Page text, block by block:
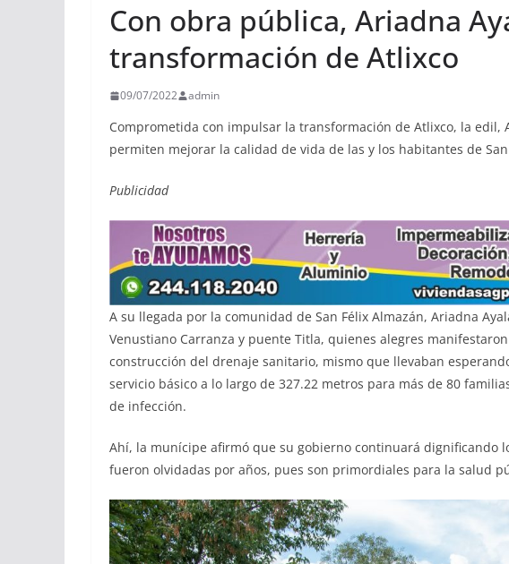
Con obra pública, Ariadna
transformación de Atlixco
09/07/2022 admin
Comprometida con impulsar la transformación de Atlixco, la edil,
permiten mejorar la calidad de vida de las y los habitantes de San
Publicidad
A su llegada por la comunidad de San Félix Almazán, Ariadna
Venustiano Carranza y puente Titla, quienes alegres
construcción del drenaje sanitario, mismo que llevaban
servicio básico a lo largo de 327.22 metros para más de 80
de infección.
Ahí, la munícipe afirmó que su gobierno continuará dignificando
fueron olvidadas por años, pues son primordiales para la salud